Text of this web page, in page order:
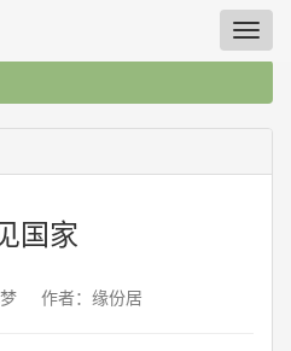
国家
梦 作者：缘份居